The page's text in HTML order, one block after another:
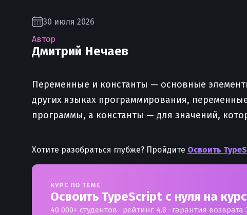
30 июля 2026
Автор
Дмитрий Нечаев
Переменные и константы — основные
других языках программирования,
программы, а константы — для значений,
Хотите разобраться глубже? Пройдите Освоить
КУРС ПО ТЕМЕ
Освоить TypeScript с нуля на
40 000+ студентов · рейтинг 4.8 · гарантия возврата